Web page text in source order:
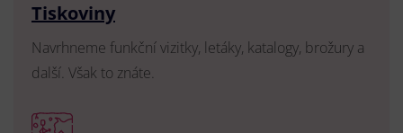
Tiskoviny
Navrhneme funkční vizitky, letáky, katalogy, brožury a
další. Však to znáte.